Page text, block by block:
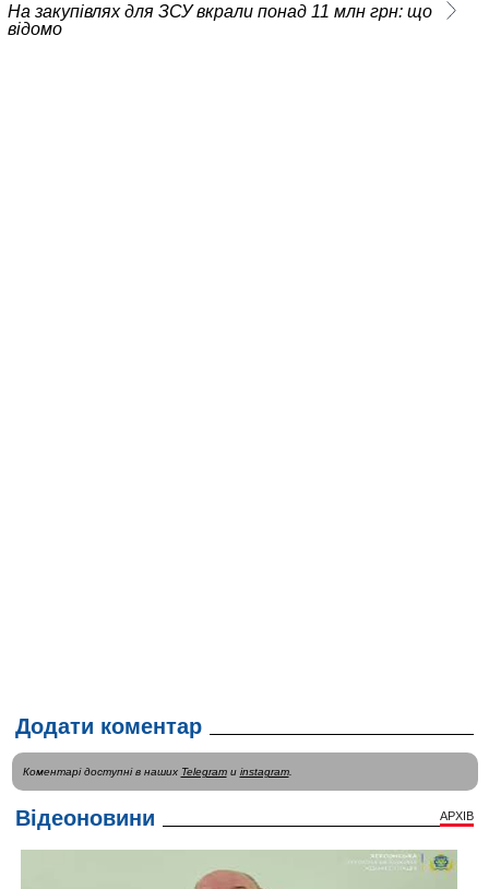
На закупівлях для ЗСУ вкрали понад 11 млн грн: що
відомо
Додати коментар
Коментарі доступні в наших Telegramи instagram.
Відеоновини АРХІВ